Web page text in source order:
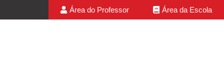
Área do Professor Área da Escola